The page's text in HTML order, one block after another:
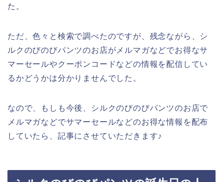
た。
ただ、色々と検索で調べたのですが、残念ながら、シ
ルクのびのびパンツのお店がメルマガなどでお得なサ
マーセールやクーポンコードなどの情報を配信してい
るかどうかは分かりませんでした。
なので、もしも今後、シルクのびのびパンツのお店で
メルマガなどでサマーセールなどのお得な情報を配布
していたら、記事にさせていただきます♪